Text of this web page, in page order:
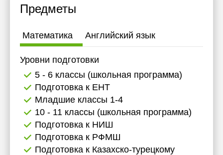
Предметы
Математика Английский язык
Уровни подготовки
5 - 6 классы (школьная программа)
Подготовка к ЕНТ
Младшие классы 1-4
10 - 11 классы (школьная программа)
Подготовка к НИШ
Подготовка к РФМШ
Подготовка к Казахско-турецкому
14:30 14:30